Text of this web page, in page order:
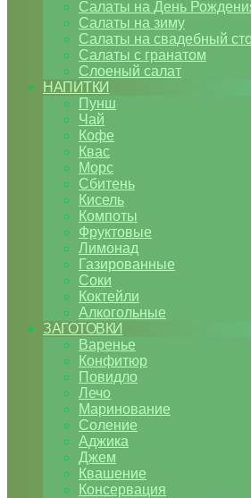
Салаты на День
Салаты на зиму
Салаты на свадебный
Салаты с гранатом
Слоеный салат
НАПИТКИ
Пунш
Чай
Кофе
Квас
Морс
Сбитень
Кисель
Компоты
Фруктовые
Лимонад
Газированные
Соки
Коктейли
Алкогольные
ЗАГОТОВКИ
Варенье
Конфитюр
Повидло
Лечо
Маринование
Соление
Аджика
Джем
Квашение
Консервация